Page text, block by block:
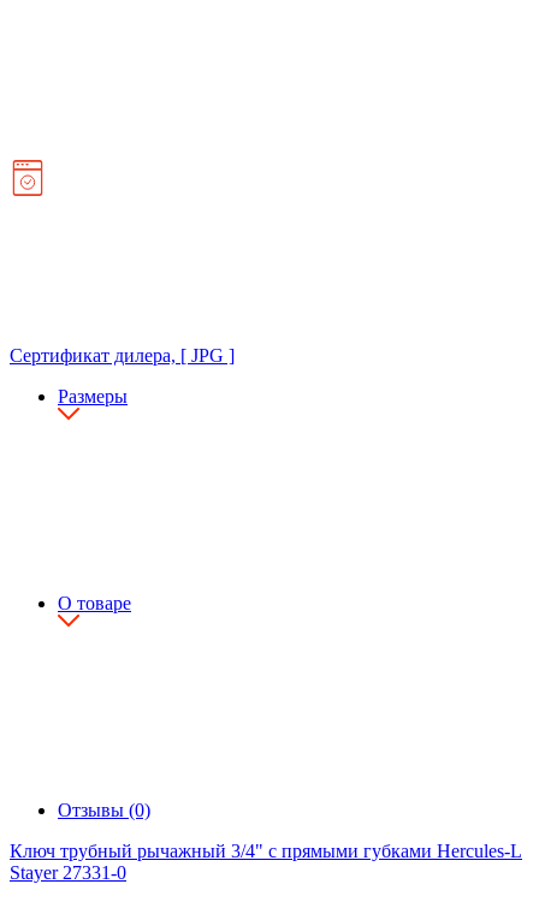
Сертификат дилера, [ JPG ]
Размеры
О товаре
Отзывы (0)
Ключ трубный рычажный 3/4" с прямыми губками Hercules-L
Stayer 27331-0